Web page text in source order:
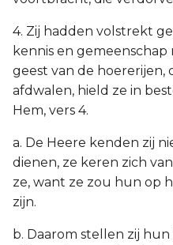
4. Zij hadden volstrekt
kennis en
geest van de hoererijen,
afdwalen, hield ze in
Hem, vers 4.
a. De Heere kenden zij
dienen, ze keren zich
ze, want ze zou hun op
zijn.
b. Daarom stellen zij